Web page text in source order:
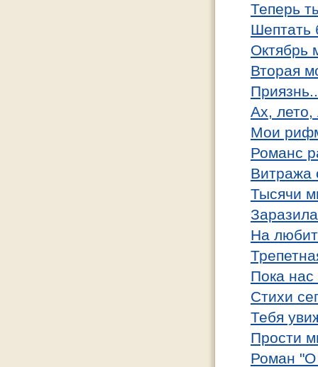
Теперь
Шептать
Октябрь
Вторая
Ах, лето,
Мои
Романс
Витража
Тысячи
На
Пока
Cтихи
Тебя
Прости
Роман